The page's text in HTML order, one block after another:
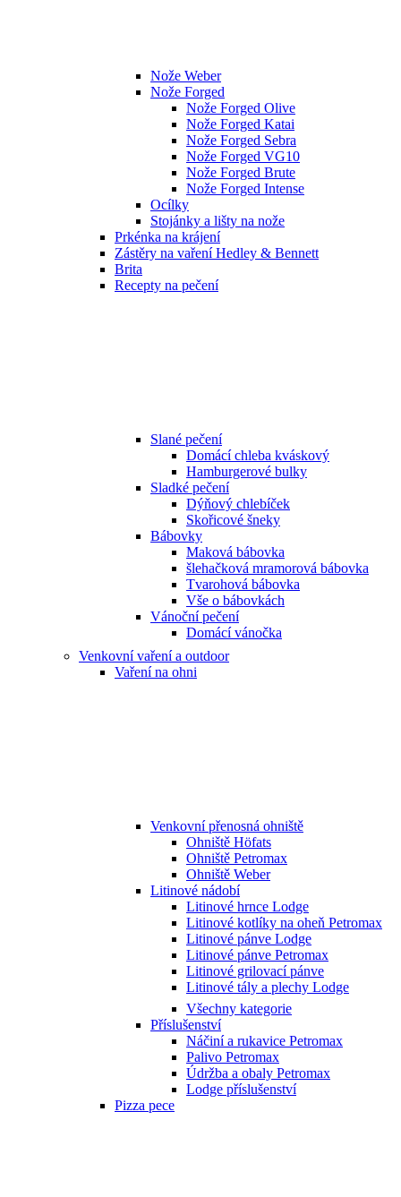
Nože Weber
Nože Forged
Nože Forged Olive
Nože Forged Katai
Nože Forged Sebra
Nože Forged VG10
Nože Forged Brute
Nože Forged Intense
Ocílky
Stojánky a lišty na nože
Prkénka na krájení
Zástěry na vaření Hedley & Bennett
Brita
Recepty na pečení
Slané pečení
Domácí chleba kváskový
Hamburgerové bulky
Sladké pečení
Dýňový chlebíček
Skořicové šneky
Bábovky
Maková bábovka
šlehačková mramorová bábovka
Tvarohová bábovka
Vše o bábovkách
Vánoční pečení
Domácí vánočka
Venkovní vaření a outdoor
Vaření na ohni
Venkovní přenosná ohniště
Ohniště Höfats
Ohniště Petromax
Ohniště Weber
Litinové nádobí
Litinové hrnce Lodge
Litinové kotlíky na oheň Petromax
Litinové pánve Lodge
Litinové pánve Petromax
Litinové grilovací pánve
Litinové tály a plechy Lodge
Všechny kategorie
Příslušenství
Náčiní a rukavice Petromax
Palivo Petromax
Údržba a obaly Petromax
Lodge příslušenství
Pizza pece